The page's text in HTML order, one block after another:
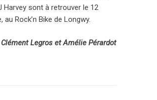
Harvey sont à retrouver le 12
Rock’n Bike de Longwy.
Clément Legros et Amélie Pérardot